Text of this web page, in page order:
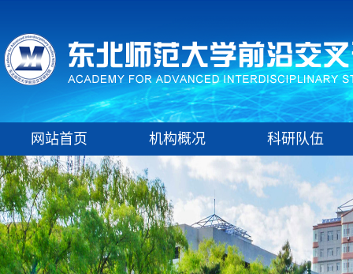
网站首页 机构概况 科研队伍